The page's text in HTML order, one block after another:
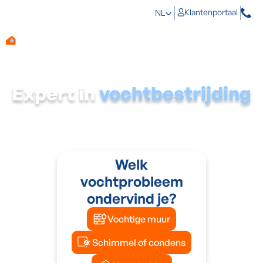
NL Klantenportaal
Expert in vochtbestrijding
Alsof het normaal
Welk
vochtprobleem
ondervind je?
Vochtige muur
Schimmel of condens